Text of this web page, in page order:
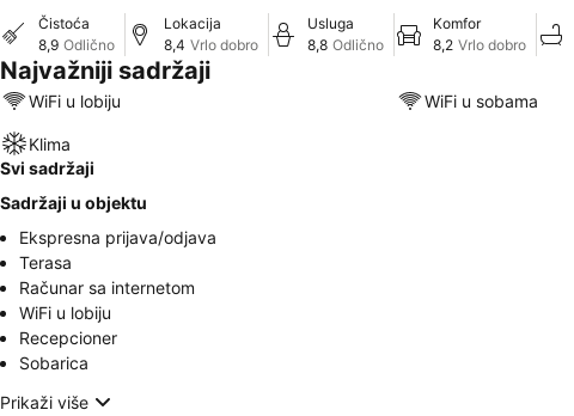
Čistoća
8,9 Odlično
Lokacija
8,4 Vrlo dobro
Usluga
8,8 Odlično
Komfor
8,2 Vrlo dobro
Najvažniji sadržaji
WiFi u lobiju WiFi u sobama
Klima
Svi sadržaji
Sadržaji u objektu
Ekspresna prijava/odjava
Terasa
Računar sa internetom
WiFi u lobiju
Recepcioner
Sobarica
Prikaži više